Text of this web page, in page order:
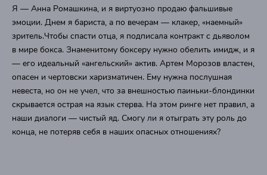
Я — Анна Ромашкина, и я виртуозно продаю фальшивые
эмоции. Днем я бариста, а по вечерам — клакер, «наемный»
зритель.Чтобы спасти отца, я подписала контракт с дьяволом
в мире бокса. Знаменитому боксеру нужно обелить имидж, и я
— его идеальный «ангельский» актив. Артем Морозов властен,
опасен и чертовски харизматичен. Ему нужна послушная
невеста, но он не учел, что за внешностью паиньки-блондинки
скрывается острая на язык стерва. На этом ринге нет правил, а
наши диалоги — чистый яд. Смогу ли я отыграть эту роль до
конца, не потеряв себя в наших опасных отношениях?